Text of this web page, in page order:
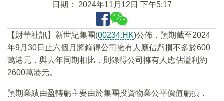
日期： 2024年11月12日 下午5:17
【財華社訊】新世紀集團(00234.HK)公佈，預期截至2024
年9月30日止六個月將錄得公司擁有人應佔虧損不多於600
萬港元，與去年同期相比，則錄得公司擁有人應佔溢利約
2600萬港元。
預期業績由盈轉虧主要由於集團投資物業公平價值虧損，